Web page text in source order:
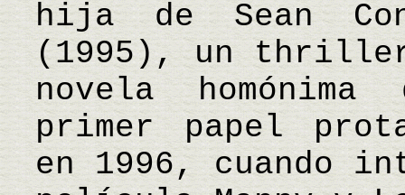
hija de Sean
(1995), un
novela
primer papel
en 1996, cuando